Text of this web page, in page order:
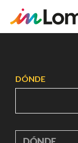
principal
DÓNDE